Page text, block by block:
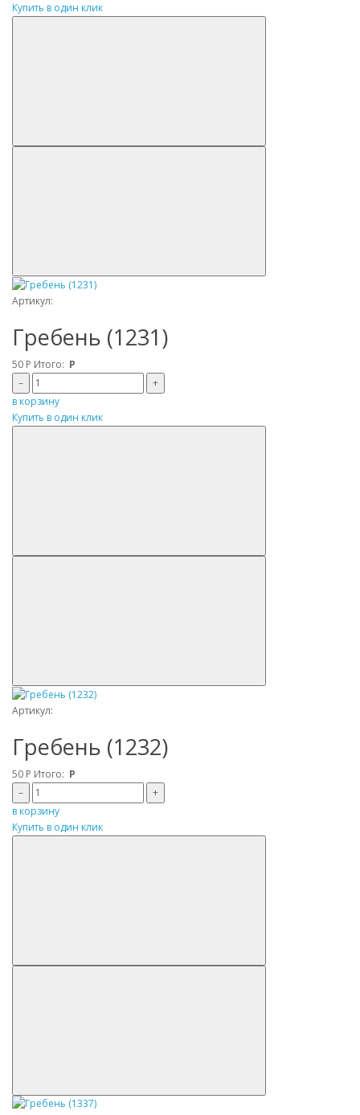
Купить в один клик
Артикул:
Гребень (1231)
50 Р Итого: Р
–
+
в корзину
Купить в один клик
Артикул:
Гребень (1232)
50 Р Итого: Р
–
+
в корзину
Купить в один клик